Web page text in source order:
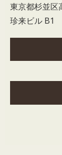
東京都杉並区
珍来ビル B1